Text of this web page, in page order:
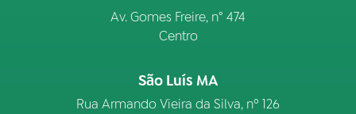
Av. Gomes Freire, n° 474
Centro
São Luís MA
Rua Armando Vieira da Silva, nº 126